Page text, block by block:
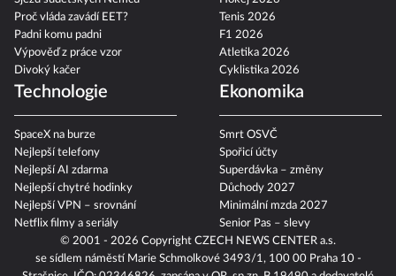
Proč vláda zavádí EET?
Padni komu padni
Výpověď z práce vzor
Divoký kačer
Tenis 2026
F1 2026
Atletika 2026
Cyklistika 2026
Technologie
SpaceX na burze
Nejlepší telefony
Nejlepší AI zdarma
Nejlepší chytré hodinky
Nejlepší VPN – srovnání
Netflix filmy a seriály
Ekonomika
Smrt OSVČ
Spořicí účty
Superdávka – změny
Důchody 2027
Minimální mzda 2027
Senior Pas – slevy
© 2001 - 2026 Copyright CZECH NEWS CENTER a.s.
se sídlem náměstí Marie Schmolkové 3493/1, 100 00 Praha 10 -